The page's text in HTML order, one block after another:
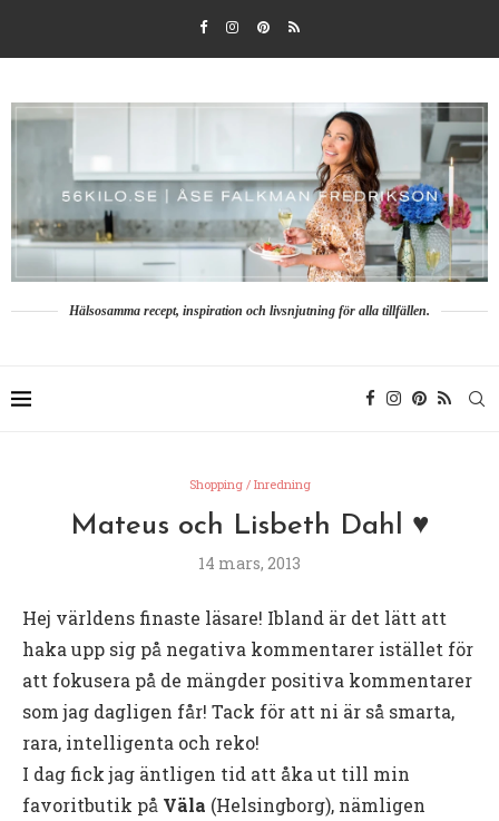
Hälsosamma recept, inspiration och livsnjutning för alla tillfällen.
Shopping / Inredning
Mateus och Lisbeth Dahl ♥
14 mars, 2013
Hej världens finaste läsare! Ibland är det lätt att
haka upp sig på negativa kommentarer istället för
att fokusera på de mängder positiva kommentarer
som jag dagligen får! Tack för att ni är så smarta,
rara, intelligenta och reko!
I dag fick jag äntligen tid att åka ut till min
favoritbutik på Väla (Helsingborg), nämligen